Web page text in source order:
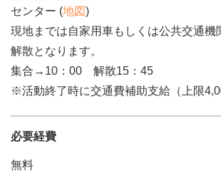
センター (地図)
現地までは自家用車もしくは公共交通機
解散となります。
集合→10：00 解散15：45
※活動終了時に交通費補助支給（上限
必要経費
無料